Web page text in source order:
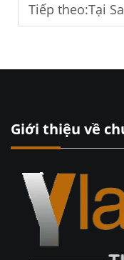
Tiếp theo:Tại Sao Dây
Giới thiệu về